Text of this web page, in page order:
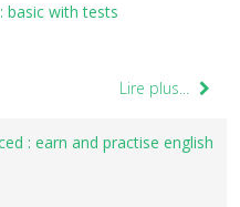
basic with tests
Lire plus...
: earn and practise english